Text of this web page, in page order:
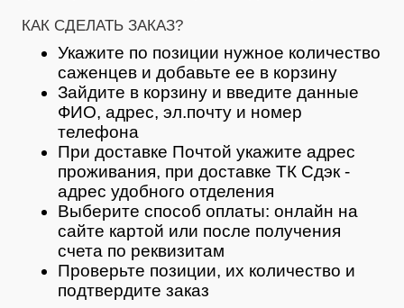
КАК СДЕЛАТЬ ЗАКАЗ?
Укажите по позиции нужное количество
саженцев и добавьте ее в корзину
Зайдите в корзину и введите данные
ФИО, адрес, эл.почту и номер
телефона
При доставке Почтой укажите адрес
проживания, при доставке ТК Сдэк -
адрес удобного отделения
Выберите способ оплаты: онлайн на
сайте картой или после получения
счета по реквизитам
Проверьте позиции, их количество и
подтвердите заказ